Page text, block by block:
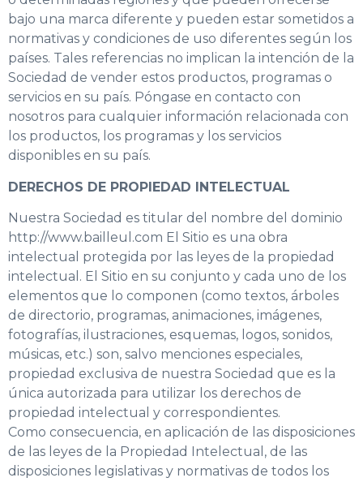
bajo una marca diferente y pueden estar sometidos a
normativas y condiciones de uso diferentes según los
países. Tales referencias no implican la intención de la
Sociedad de vender estos productos, programas o
servicios en su país. Póngase en contacto con
nosotros para cualquier información relacionada con
los productos, los programas y los servicios
disponibles en su país.
DERECHOS DE PROPIEDAD INTELECTUAL
Nuestra Sociedad es titular del nombre del dominio
http://www.bailleul.com El Sitio es una obra
intelectual protegida por las leyes de la propiedad
intelectual. El Sitio en su conjunto y cada uno de los
elementos que lo componen (como textos, árboles
de directorio, programas, animaciones, imágenes,
fotografías, ilustraciones, esquemas, logos, sonidos,
músicas, etc.) son, salvo menciones especiales,
propiedad exclusiva de nuestra Sociedad que es la
única autorizada para utilizar los derechos de
propiedad intelectual y correspondientes.
Como consecuencia, en aplicación de las disposiciones
de las leyes de la Propiedad Intelectual, de las
disposiciones legislativas y normativas de todos los